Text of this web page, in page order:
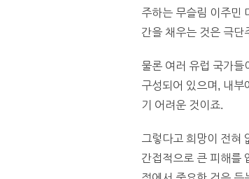
주하는 무슬림 이주민
간을 채우는 것은 극단
물론 여러 유럽 국가들
구성되어 있으며, 내부
기 어려운 것이죠.
그렇다고 희망이 전혀
간접적으로 큰 피해를